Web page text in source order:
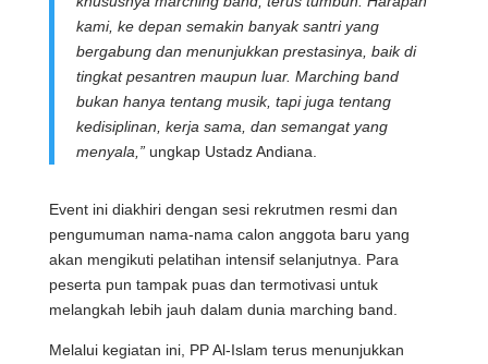
kami, ke depan semakin banyak santri yang
bergabung dan menunjukkan prestasinya, baik di
tingkat pesantren maupun luar. Marching band
bukan hanya tentang musik, tapi juga tentang
kedisiplinan, kerja sama, dan semangat yang
menyala,”ungkap Ustadz Andiana.
Event ini diakhiri dengan sesi rekrutmen resmi dan
pengumuman nama-nama calon anggota baru yang
akan mengikuti pelatihan intensif selanjutnya. Para
peserta pun tampak puas dan termotivasi untuk
melangkah lebih jauh dalam dunia marching band.
Melalui kegiatan ini, PP Al-Islam terus menunjukkan